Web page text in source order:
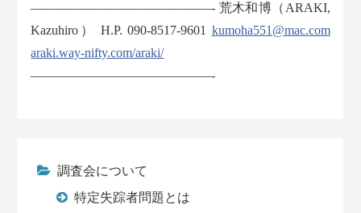
——————————————- 荒木和博（ARAKI,
Kazuhiro） H.P. 090-8517-9601 kumoha551@mac.com
araki.way-nifty.com/araki/
——————————————-
調査会について
特定失踪者問題とは